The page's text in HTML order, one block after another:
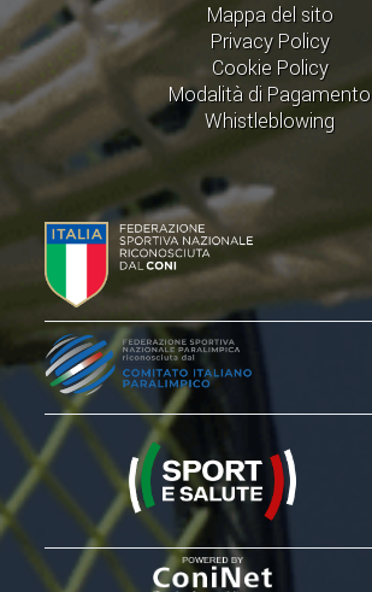
Mappa del sito
Privacy Policy
Cookie Policy
Modalità di Pagamento
Whistleblowing